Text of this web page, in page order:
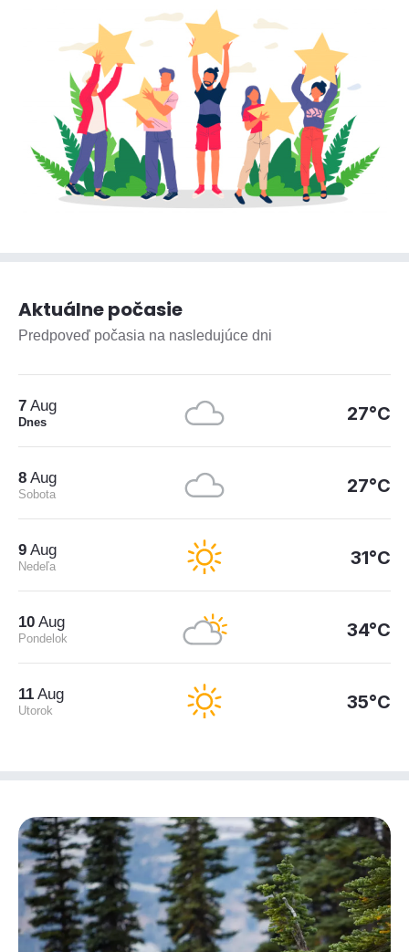
Aktuálne počasie
Predpoveď počasia na nasledujúce dni
7 Aug
Dnes 27°C
8 Aug
Sobota 27°C
9 Aug
Nedeľa 31°C
10 Aug
Pondelok 34°C
11 Aug
Utorok 35°C